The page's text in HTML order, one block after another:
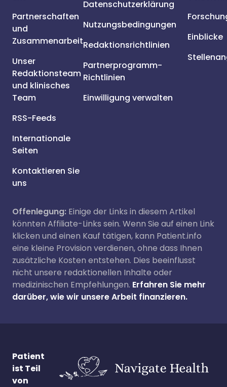
Partnerschaften
und
Zusammenarbeit
Unser
Redaktionsteam
und klinisches
Team
RSS-Feeds
Internationale
Seiten
Kontaktieren Sie
uns
Datenschutzerklärung
Nutzungsbedingungen
Redaktionsrichtlinien
Partnerprogramm-
Richtlinien
Einwilligung verwalten
Einblicke
Offenlegung: Einige der Links in diesem Artikel
könnten Affiliate-Links sein. Wenn Sie auf einen Link
klicken und einen Kauf tätigen, kann Patient.info
eine kleine Provision verdienen, ohne dass Ihnen
zusätzliche Kosten entstehen. Dies beeinflusst
nicht unsere redaktionellen Inhalte oder
medizinischen Empfehlungen. Erfahren Sie mehr
darüber, wie wir unsere Arbeit finanzieren.
Patient
ist Teil
von